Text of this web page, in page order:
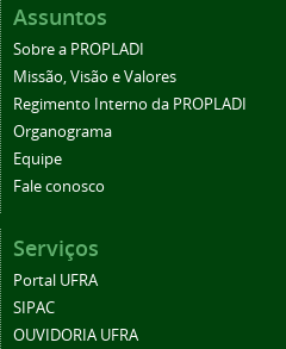
Assuntos
Sobre a PROPLADI
Missão, Visão e Valores
Regimento Interno da PROPLADI
Organograma
Equipe
Fale conosco
Serviços
Portal UFRA
SIPAC
OUVIDORIA UFRA